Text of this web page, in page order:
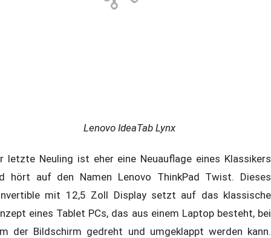
Lenovo IdeaTab Lynx
letzte Neuling ist eher eine Neuauflage eines Klassikers
hört auf den Namen Lenovo ThinkPad Twist. Dieses
mit 12,5 Zoll Display setzt auf das klassische
eines Tablet PCs, das aus einem Laptop besteht, bei
der Bildschirm gedreht und umgeklappt werden kann.